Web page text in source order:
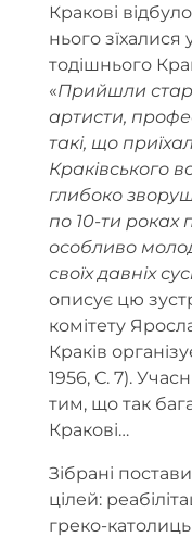
Кракові
нього зїхалися
тодішнього
«Прийшли
артисти,
такі, що
Краківського
глибоко
по 10-ти роках
особливо
своїх давніх
описує цю
комітету
Краків
1956, С. 7).
тим, що так
Кракові…
Зібрані
цілей:
греко-